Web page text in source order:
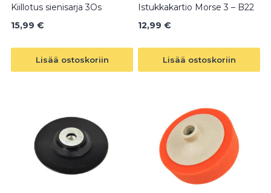
Kiillotus sienisarja 3Os
15,99 €
Lisää ostoskoriin
Istukkakartio Morse 3 – B22
12,99 €
Lisää ostoskoriin